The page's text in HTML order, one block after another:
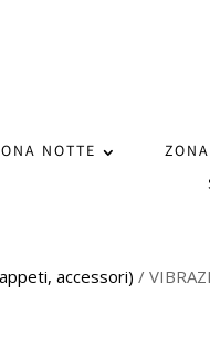
NOTTE
accessori) /